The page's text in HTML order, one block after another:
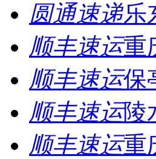
圆通速递乐
顺丰速运重
顺丰速运保
顺丰速运陵
顺丰速运重